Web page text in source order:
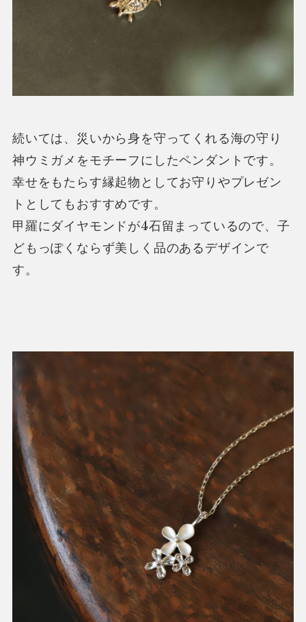
続いては、災いから身を守ってくれる海の守り
神ウミガメをモチーフにしたペンダントです。
幸せをもたらす縁起物としてお守りやプレゼン
トとしてもおすすめです。
甲羅にダイヤモンドが4石留まっているので、子
どもっぽくならず美しく品のあるデザインで
す。